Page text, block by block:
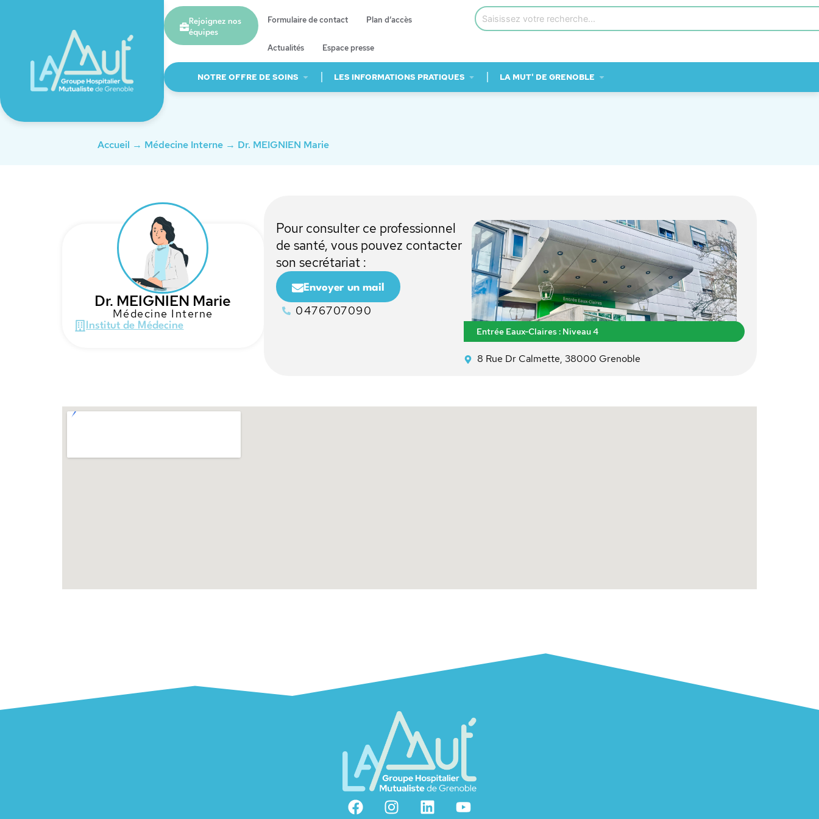
Rejoignez nos
équipes
Formulaire de contact Plan d’accès
Actualités Espace presse
NOTRE OFFRE DE SOINS LES INFORMATIONS PRATIQUES LA MUT' DE GRENOBLE
Accueil → Médecine Interne → Dr. MEIGNIEN Marie
Dr. MEIGNIEN Marie
Médecine Interne
Institut de Médecine
Pour consulter ce professionnel
de santé, vous pouvez contacter
son secrétariat :
Envoyer un mail
0476707090
Entrée Eaux-Claires : Niveau 4
8 Rue Dr Calmette, 38000 Grenoble